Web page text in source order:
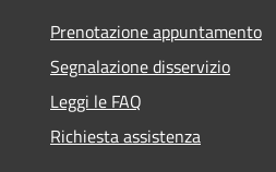
Prenotazione appuntamento
Segnalazione disservizio
Leggi le FAQ
Richiesta assistenza